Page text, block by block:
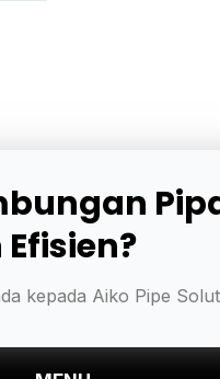
kepada Aiko Pipe